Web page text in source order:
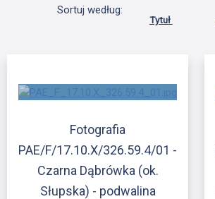
Sortuj według:
Tytuł
Fotografia
PAE/F/17.10.X/326.59.4/01 -
Czarna Dąbrówka (ok.
Słupska) - podwalina